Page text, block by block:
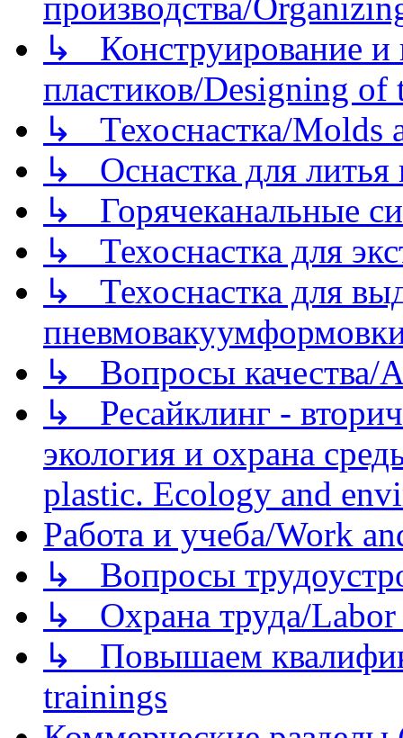
производства/
↳ Конструирование и
пластиков/Designing of
↳ Техоснастка/Molds
↳ Оснастка для литья
↳ Горячеканальные
↳ Техоснастка для
↳ Техоснастка для
↳ Вопросы качества/
↳ Ресайклинг -
экология и охрана
plastic. Ecology and
Работа и учеба/Work
↳ Вопросы
↳ Охрана труда/Labor
↳ Повышаем
trainings